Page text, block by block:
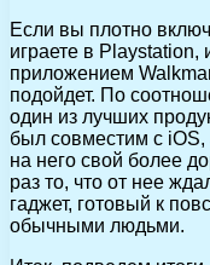
Если вы плотно
играете в Playstation,
приложением
подойдет. По
один из лучших
был совместим с iOS,
на него свой более
раз то, что от нее
гаджет, готовый к
обычными людьми.